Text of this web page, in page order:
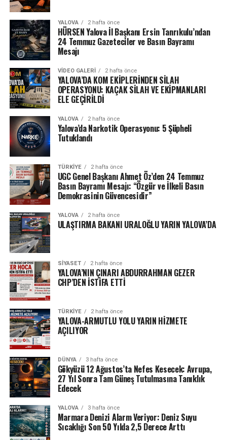
YALOVA 2 hafta önce
HÜRSEN Yalova İl Başkanı Ersin Tanrıkulu’ndan
24 Temmuz Gazeteciler ve Basın Bayramı
Mesajı
VIDEO GALERI 2 hafta önce
YALOVA’DA KOM EKİPLERİNDEN SİLAH
OPERASYONU: KAÇAK SİLAH VE EKİPMANLARI
ELE GEÇİRİLDİ
YALOVA 2 hafta önce
Yalova’da Narkotik Operasyonu: 5 Şüpheli
Tutuklandı
TÜRKIYE 2 hafta önce
UGC Genel Başkanı Ahmet Öz’den 24 Temmuz
Basın Bayramı Mesajı: “Özgür ve İlkeli Basın
Demokrasinin Güvencesidir”
YALOVA 2 hafta önce
ULAŞTIRMA BAKANI URALOĞLU YARIN YALOVA’DA
SIYASET 2 hafta önce
YALOVA’NIN ÇINARI ABDURRAHMAN GEZER
CHP’DEN İSTİFA ETTİ
TÜRKIYE 2 hafta önce
YALOVA-ARMUTLU YOLU YARIN HİZMETE
AÇILIYOR
DÜNYA 3 hafta önce
Gökyüzü 12 Ağustos’ta Nefes Kesecek: Avrupa,
27 Yıl Sonra Tam Güneş Tutulmasına Tanıklık
Edecek
YALOVA 3 hafta önce
Marmara Denizi Alarm Veriyor: Deniz Suyu
Sıcaklığı Son 50 Yılda 2,5 Derece Arttı